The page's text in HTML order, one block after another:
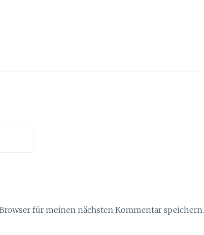
für meinen nächsten Kommentar speichern.